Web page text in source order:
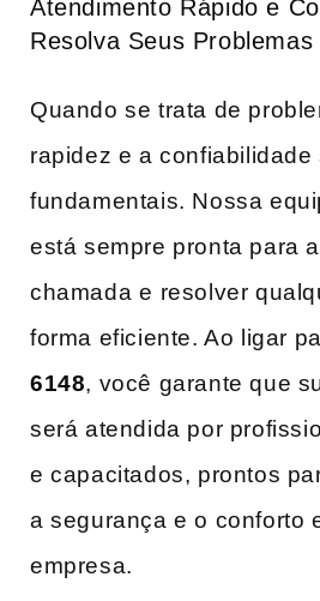
Atendimento Rápido e
Resolva Seus
Quando se trata de
rapidez e a confiabilidade
fundamentais. Nossa
está sempre pronta para
chamada e ⁤resolver
forma eficiente. Ao ligar
6148, você garante que
será atendida por
‍e capacitados, prontos
a segurança e o conforto
empresa.